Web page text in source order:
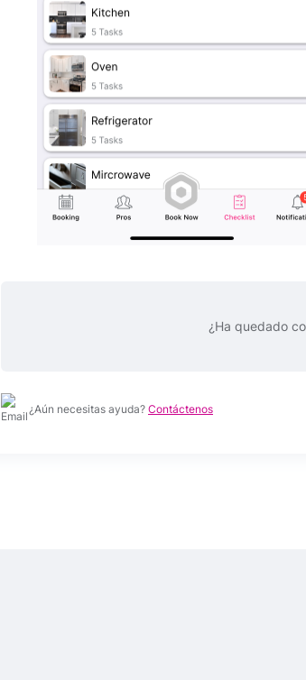
¿Ha quedado
¿Aún necesitas ayuda? Contáctenos